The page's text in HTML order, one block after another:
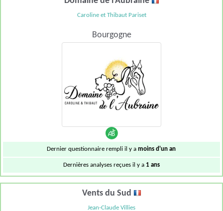
Caroline et Thibaut Pariset
Bourgogne
Dernier questionnaire rempli il y amoins d'un an
Dernières analyses reçues il y a 1 ans
Vents du Sud
Jean-Claude Villies